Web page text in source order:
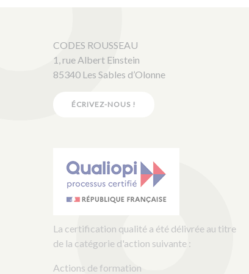
CODES ROUSSEAU
1, rue Albert Einstein
85340 Les Sables d’Olonne
ÉCRIVEZ-NOUS !
La certification qualité a été délivrée au titre
de la catégorie d'action suivante :
Actions de formation